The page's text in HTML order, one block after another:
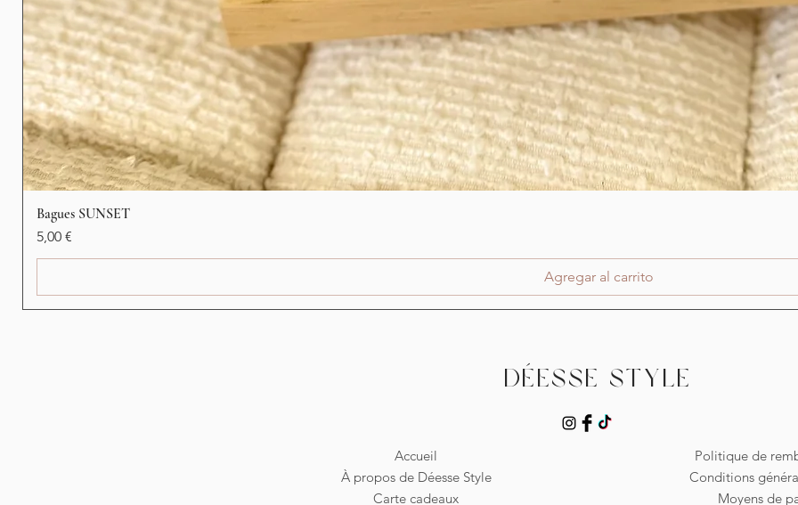
Bagues SUNSET
Precio
5,00 €
Agregar al carrito
Déesse Style
Accueil
À propos de Déesse Style
Carte cadeaux
Politique de
Conditions
Moyens de